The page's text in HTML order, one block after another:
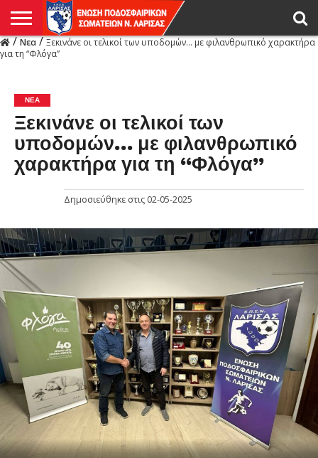
Η
ΕΝΩΣΗ
ΑΓΩΝΙΣΤΙΚΑ
ΜΙΚΤΉ
ΔΙΑΙΤΗΣΙΑ
ΠΡΩΤΑΘΛΗΜΑΤΑ
ΥΠΟΔΟΜΕΣ
ΚΥΠΕΛΛΟ
ΑΜΕΣΑ
LIVE
ΝΕΑ
ΠΡΩΤΑΘΛΗΜΑΤΑ
ΚΥΠΕΛΛΟ
ΥΠΟΔΟΜΕΣ
ΠΕΙΘΑΡΧΙΚΟ
ΜΙΚΤΗ
ΠΑΡΑΤΗΡΗΤΕΣ
ΠΡΟΠΟΝΗΤΕΣ
ΔΙΑΙΤΗΤΕΣ
VIDEO
ΓΕΝΙΚΑ
ΑΦΙΕΡΩΜΑΤΑ
ΕΚΔΗΛΩΣΕΙΣ
ΕΠΙΚΟΙΝΩΝΙΑ
/Νεα/Ξεκινάνε οι τελικοί των υποδομών… με φιλανθρωπικό χαρακτήρα
για τη “Φλόγα”
ΝΕΑ
Ξεκινάνε οι τελικοί των
υποδομών… με φιλανθρωπικό
χαρακτήρα για τη “Φλόγα”
Δημοσιεύθηκε στις 02-05-2025